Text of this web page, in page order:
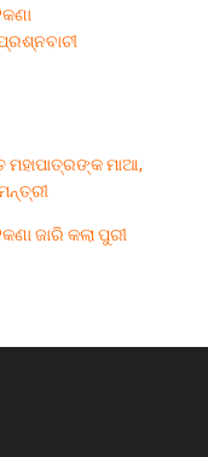
ମହାପାତ୍ରଙ୍କ ମାଆ,
ଜାରି କଲା ପୁରୀ